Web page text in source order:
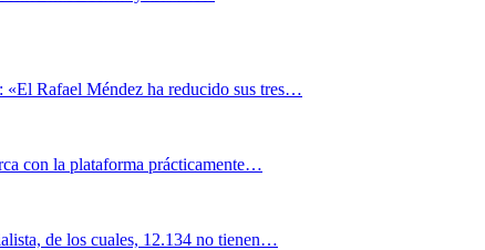
Rafael Méndez ha reducido sus tres…
con la plataforma prácticamente…
de los cuales, 12.134 no tienen…